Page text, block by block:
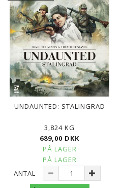
UNDAUNTED: STALINGRAD
3,824 KG
689,00 DKK
PÅ LAGER
PÅ LAGER
ANTAL